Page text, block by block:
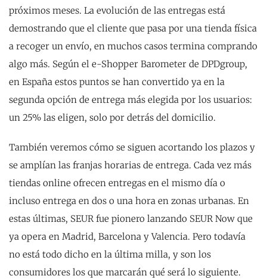
próximos meses. La evolución de las entregas está
demostrando que el cliente que pasa por una tienda física
a recoger un envío, en muchos casos termina comprando
algo más. Según el e-Shopper Barometer de DPDgroup,
en España estos puntos se han convertido ya en la
segunda opción de entrega más elegida por los usuarios:
un 25% las eligen, solo por detrás del domicilio.
También veremos cómo se siguen acortando los plazos y
se amplían las franjas horarias de entrega. Cada vez más
tiendas online ofrecen entregas en el mismo día o
incluso entrega en dos o una hora en zonas urbanas. En
estas últimas, SEUR fue pionero lanzando SEUR Now que
ya opera en Madrid, Barcelona y Valencia. Pero todavía
no está todo dicho en la última milla, y son los
consumidores los que marcarán qué será lo siguiente.